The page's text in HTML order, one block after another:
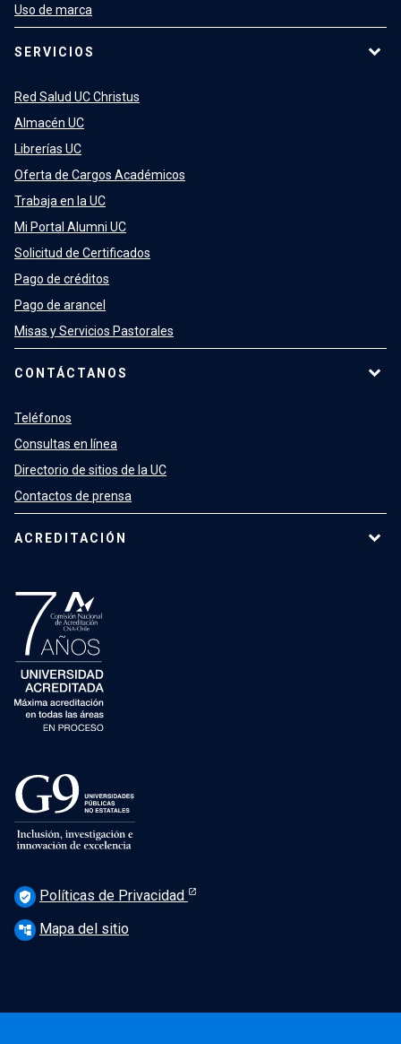
Uso de marca
SERVICIOS
Red Salud UC Christus
Almacén UC
Librerías UC
Oferta de Cargos Académicos
Trabaja en la UC
Mi Portal Alumni UC
Solicitud de Certificados
Pago de créditos
Pago de arancel
Misas y Servicios Pastorales
CONTÁCTANOS
Teléfonos
Consultas en línea
Directorio de sitios de la UC
Contactos de prensa
ACREDITACIÓN
verified_user Políticas de Privacidad
account_tree Mapa del sitio